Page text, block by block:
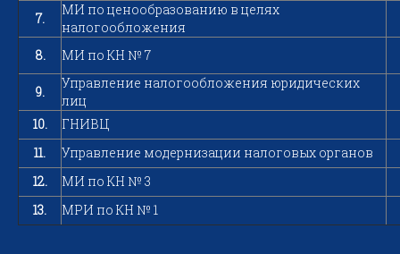
7.
МИ по ценообразованию в целях
налогообложения
8.
МИ по КН № 7
9.
Управление налогообложения юридических
лиц
10.
ГНИВЦ
11.
Управление модернизации налоговых органов
12.
МИ по КН № 3
13.
МРИ по КН № 1